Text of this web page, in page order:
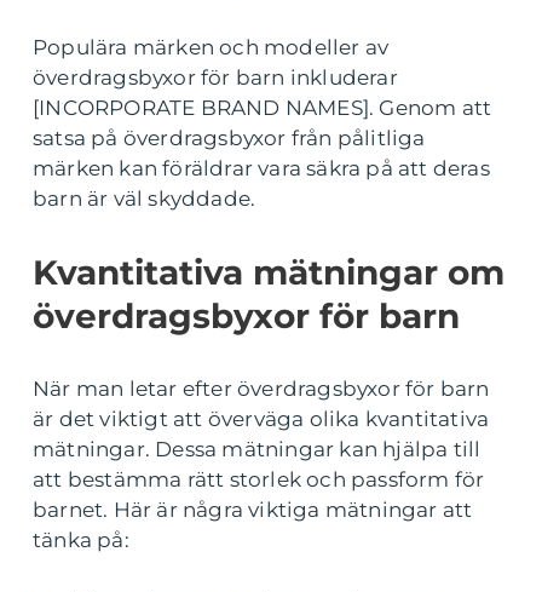
Populära märken och modeller av
överdragsbyxor för barn inkluderar
[INCORPORATE BRAND NAMES]. Genom att
satsa på överdragsbyxor från pålitliga
märken kan föräldrar vara säkra på att deras
barn är väl skyddade.
Kvantitativa mätningar om
överdragsbyxor för barn
När man letar efter överdragsbyxor för barn
är det viktigt att överväga olika kvantitativa
mätningar. Dessa mätningar kan hjälpa till
att bestämma rätt storlek och passform för
barnet. Här är några viktiga mätningar att
tänka på: